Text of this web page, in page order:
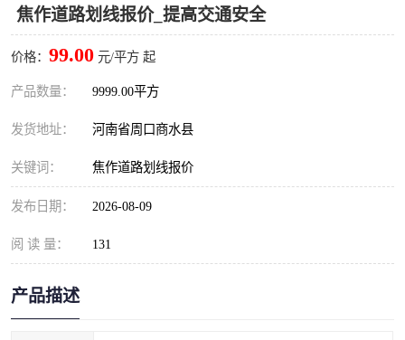
焦作道路划线报价_提高交通安全
价格： 99.00 元/平方 起
产品数量： 9999.00平方
发货地址： 河南省周口商水县
关键词： 焦作道路划线报价
发布日期： 2026-08-09
阅 读 量： 131
产品描述